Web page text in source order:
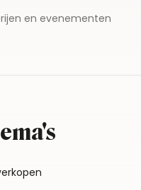
en evenementen